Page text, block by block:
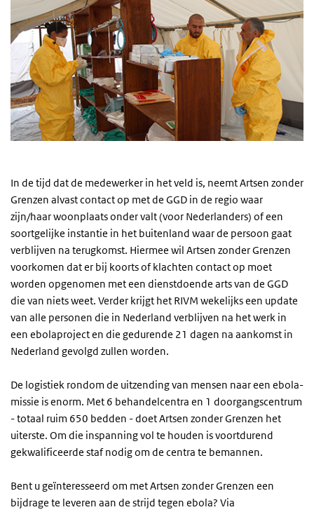
In de tijd dat de medewerker in het veld is, neemt Artsen zonder
Grenzen alvast contact op met de GGD in de regio waar
zijn/haar woonplaats onder valt (voor Nederlanders) of een
soortgelijke instantie in het buitenland waar de persoon gaat
verblijven na terugkomst. Hiermee wil Artsen zonder Grenzen
voorkomen dat er bij koorts of klachten contact op moet
worden opgenomen met een dienstdoende arts van de GGD
die van niets weet. Verder krijgt het RIVM wekelijks een update
van alle personen die in Nederland verblijven na het werk in
een ebolaproject en die gedurende 21 dagen na aankomst in
Nederland gevolgd zullen worden.
De logistiek rondom de uitzending van mensen naar een ebola-
missie is enorm. Met 6 behandelcentra en 1 doorgangscentrum
- totaal ruim 650 bedden - doet Artsen zonder Grenzen het
uiterste. Om die inspanning vol te houden is voortdurend
gekwalificeerde staf nodig om de centra te bemannen.
Bent u geïnteresseerd om met Artsen zonder Grenzen een
bijdrage te leveren aan de strijd tegen ebola? Via